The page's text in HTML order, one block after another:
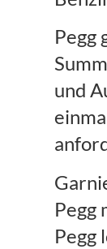
Pegg
und
Pegg
Pegg